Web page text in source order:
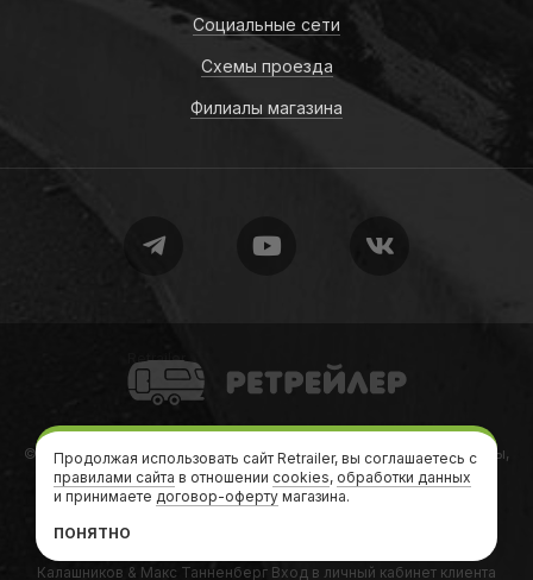
Социальные сети
Схемы проезда
Филиалы магазина
Retrailer
© 2010-2026Retrailer Ретрейлер — Автодома, кемперы, трейлеры,
дачи на колесах
Теги
• Формальности • Карта сайта
Калашников & Макс Танненберг Вход в личный кабинет клиента
Продолжая использовать сайт Retrailer, вы соглашаетесь с
правилами сайта в отношении cookies, обработки данных
и принимаете договор-оферту магазина.
ПОНЯТНО